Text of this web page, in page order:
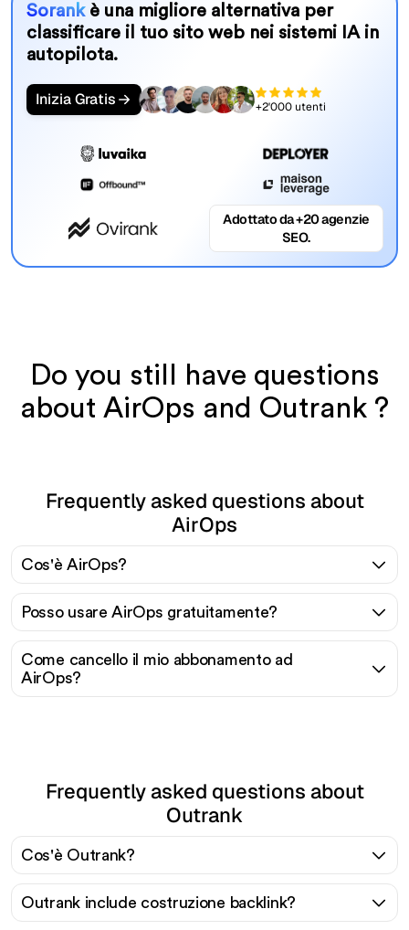
Sorank è una migliore alternativa per
classificare il tuo sito web nei sistemi IA in
autopilota.
Inizia Gratis +2'000 utenti
Adottato da +20 agenzie
SEO.
Do you still have questions
about AirOps and Outrank ?
Frequently asked questions about
AirOps
Cos'è AirOps?
Posso usare AirOps gratuitamente?
Come cancello il mio abbonamento ad
AirOps?
Frequently asked questions about
Outrank
Cos'è Outrank?
Outrank include costruzione backlink?